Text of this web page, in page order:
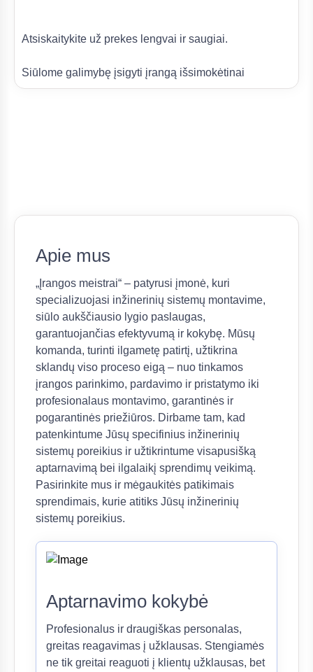
Atsiskaitykite už prekes lengvai ir saugiai.
Siūlome galimybę įsigyti įrangą išsimokėtinai
Apie mus
„Įrangos meistrai“ – patyrusi įmonė, kuri
specializuojasi inžinerinių sistemų montavime,
siūlo aukščiausio lygio paslaugas,
garantuojančias efektyvumą ir kokybę. Mūsų
komanda, turinti ilgametę patirtį, užtikrina
sklandų viso proceso eigą – nuo tinkamos
įrangos parinkimo, pardavimo ir pristatymo iki
profesionalaus montavimo, garantinės ir
pogarantinės priežiūros. Dirbame tam, kad
patenkintume Jūsų specifinius inžinerinių
sistemų poreikius ir užtikrintume visapusišką
aptarnavimą bei ilgalaikį sprendimų veikimą.
Pasirinkite mus ir mėgaukitės patikimais
sprendimais, kurie atitiks Jūsų inžinerinių
sistemų poreikius.
Aptarnavimo kokybė
Profesionalus ir draugiškas personalas,
greitas reagavimas į užklausas. Stengiamės
ne tik greitai reaguoti į klientų užklausas, bet